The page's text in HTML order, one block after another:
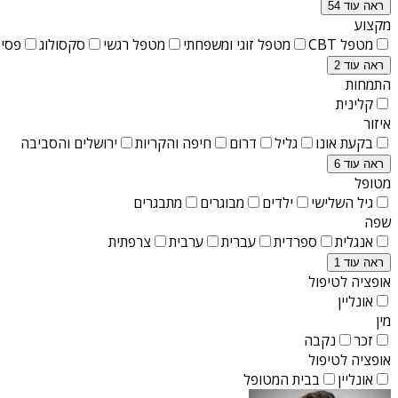
ראה עוד 54
מקצוע
מטפל CBT
מטפל זוגי ומשפחתי מטפל רגשי סקסולוג
ראה עוד 2
התמחות
קלינית
איזור
בקעת אונו
גליל דרום חיפה והקריות ירושלים והסביבה
ראה עוד 6
מטופל
גיל השלישי
ילדים מבוגרים
מתבגרים
שפה
אנגלית
ספרדית עברית ערבית צרפתית
ראה עוד 1
אופציה לטיפול
אונליין
מין
זכר
נקבה
אופציה לטיפול
אונליין
בבית המטופל